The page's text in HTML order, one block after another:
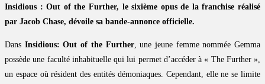
Insidious : Out of the Further, le sixième opus de la franchise réalisé
par Jacob Chase, dévoile sa bande-annonce officielle.
Dans Insidious: Out of the Further, une jeune femme nommée Gemma
possède une faculté inhabituelle qui lui permet d’accéder à « The Further »,
un espace où résident des entités démoniaques. Cependant, elle ne se limite